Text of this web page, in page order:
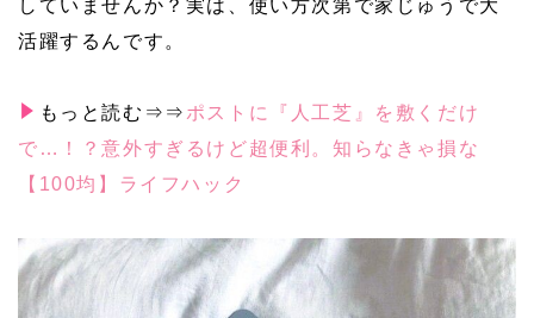
していませんか？実は、使い方次第で家じゅうで大
活躍するんです。
もっと読む⇒⇒ ポストに『人工芝』を敷くだけ
で…！？意外すぎるけど超便利。知らなきゃ損な
【100均】ライフハック